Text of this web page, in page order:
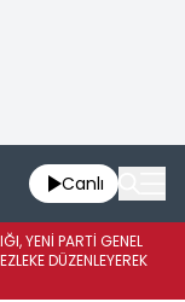
Canlı
YENİ PARTİ GENEL
DÜZENLEYEREK